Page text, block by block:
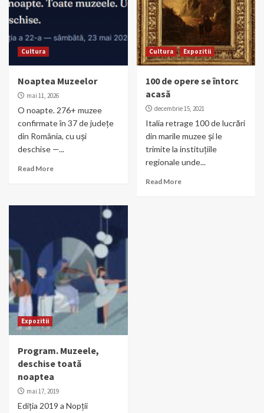
Cultura
Noaptea Muzeelor
mai 11, 2026
O noapte. 276+ muzee
confirmate în 37 de județe
din România, cu uși
deschise —...
Read More
Cultura Expozitii
100 de opere se întorc
acasă
decembrie 15, 2021
Italia retrage 100 de lucrări
din marile muzee și le
trimite la instituțiile
regionale unde...
Read More
Expozitii
Program. Muzeele,
deschise toată
noaptea
mai 17, 2019
Ediția 2019 a Nopții